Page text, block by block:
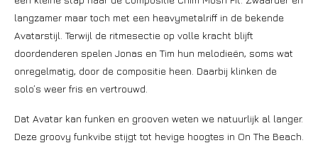
langzamer maar toch met een heavymetalriff in de bekende
Avatarstijl. Terwijl de ritmesectie op volle kracht blijft
doordenderen spelen Jonas en Tim hun melodieën, soms wat
onregelmatig, door de compositie heen. Daarbij klinken de
solo’s weer fris en vertrouwd.
Dat Avatar kan funken en grooven weten we natuurlijk al langer.
Deze groovy funkvibe stijgt tot hevige hoogtes in On The Beach.